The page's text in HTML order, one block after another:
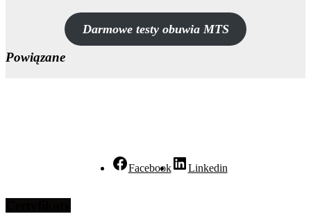
Darmowe testy obuwia MTS
Powiązane
Facebook Linkedin